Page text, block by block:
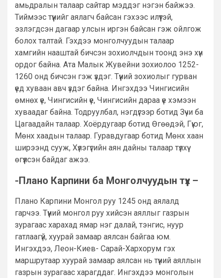
амьдралын талаар сайтар мэддэг нэгэн байжээ.
Тиймээс түүнийг аялагч байсан гэхээс илүүтэй,
эзлэгдсэн дагаар улсын иргэн байсан гэж ойлгож
болох талтай. Гэхдээ монголчуудын талаар
хамгийн нааштай бичсэн зохиолчдын тоонд энэ хүн
ордог байна. Ата Малык Жувейни зохиолоо 1252-
1260 онд бичсэн гэж үздэг. Түүний зохиолыг гурван
үед хуваан авч үздэг байна. Ингэхдээ Чингисийн
өмнөх үе, Чингисийн үе, Чингисийн дараа үе хэмээн
хуваадаг байна. Тодруулбал, нэгдүгээр ботид Зүчи ба
Цагаадайн талаар. Хоёрдугаар ботид Өгөөдэй, Гүюг,
Мөнх хаадын талаар. Гуравдугаар ботид Мөнх хаан
ширээнд сууж, Хүлэгүгийн аян дайны талаар түлхүү
өгүүлсэн байдаг ажээ.
-Плано Карпини ба Монголчуудын түүх –
Плано Карпини Монгол руу 1245 онд аялалд
гарчээ. Түүний монгол руу хийсэн аяллыг газрын
зурагаас харахад ямар нэг далай, тэнгис, нуур
гатлаагүй, хуурай замаар аялсан байгаа юм.
Ингэхдээ, Леон-Киев- Сарай-Хархорум гэх
маршрутаар хуурай замаар аялсан нь түүний аяллын
газрын зурагаас харагддаг. Ингэхдээ монголын